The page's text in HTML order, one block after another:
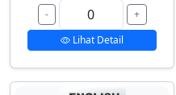
-
+
Lihat Detail